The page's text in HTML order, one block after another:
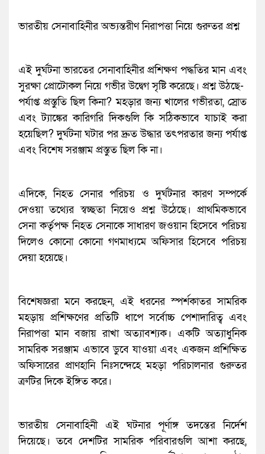
ভারতীয় সেনাবাহিনীর অভ্যন্তরীণ নিরাপত্তা নিয়ে গুরুতর প্রশ্ন
এই দুর্ঘটনা ভারতের সেনাবাহিনীর প্রশিক্ষণ পদ্ধতির মান এবং
সুরক্ষা প্রোটোকল নিয়ে গভীর উদ্বেগ সৃষ্টি করেছে। প্রশ্ন উঠছে-
পর্যাপ্ত প্রস্তুতি ছিল কিনা? মহড়ার জন্য খালের গভীরতা, স্রোত
এবং ট্যাঙ্কের কারিগরি দিকগুলি কি সঠিকভাবে যাচাই করা
হয়েছিল? দুর্ঘটনা ঘটার পর দ্রুত উদ্ধার তৎপরতার জন্য পর্যাপ্ত
এবং বিশেষ সরঞ্জাম প্রস্তুত ছিল কি না।
এদিকে, নিহত সেনার পরিচয় ও দুর্ঘটনার কারণ সম্পর্কে
দেওয়া তথ্যের স্বচ্ছতা নিয়েও প্রশ্ন উঠেছে। প্রাথমিকভাবে
সেনা কর্তৃপক্ষ নিহত সেনাকে সাধারণ জওয়ান হিসেবে পরিচয়
দিলেও কোনো কোনো গণমাধ্যমে অফিসার হিসেবে পরিচয়
দেয়া হয়েছে।
বিশেষজ্ঞরা মনে করছেন, এই ধরনের স্পর্শকাতর সামরিক
মহড়ায় প্রশিক্ষণের প্রতিটি ধাপে সর্বোচ্চ পেশাদারিত্ব এবং
নিরাপত্তা মান বজায় রাখা অত্যাবশ্যক। একটি অত্যাধুনিক
সামরিক সরঞ্জাম এভাবে ডুবে যাওয়া এবং একজন প্রশিক্ষিত
অফিসারের প্রাণহানি নিঃসন্দেহে মহড়া পরিচালনার গুরুতর
ত্রুটির দিকে ইঙ্গিত করে।
ভারতীয় সেনাবাহিনী এই ঘটনার পূর্ণাঙ্গ তদন্তের নির্দেশ
দিয়েছে। তবে দেশটির সামরিক পরিবারগুলি আশা করছে,